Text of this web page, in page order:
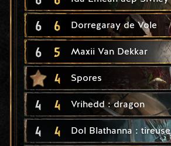
6 6 Dorregaray de Vole
6 5 Maxii Van Dekkar
4 Spores
4 4 Vrihedd : dragon
4 4 Dol Blathanna : tireuse